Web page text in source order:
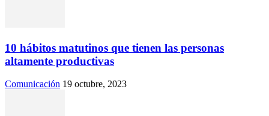
10 hábitos matutinos que tienen las personas
altamente productivas
Comunicación 19 octubre, 2023